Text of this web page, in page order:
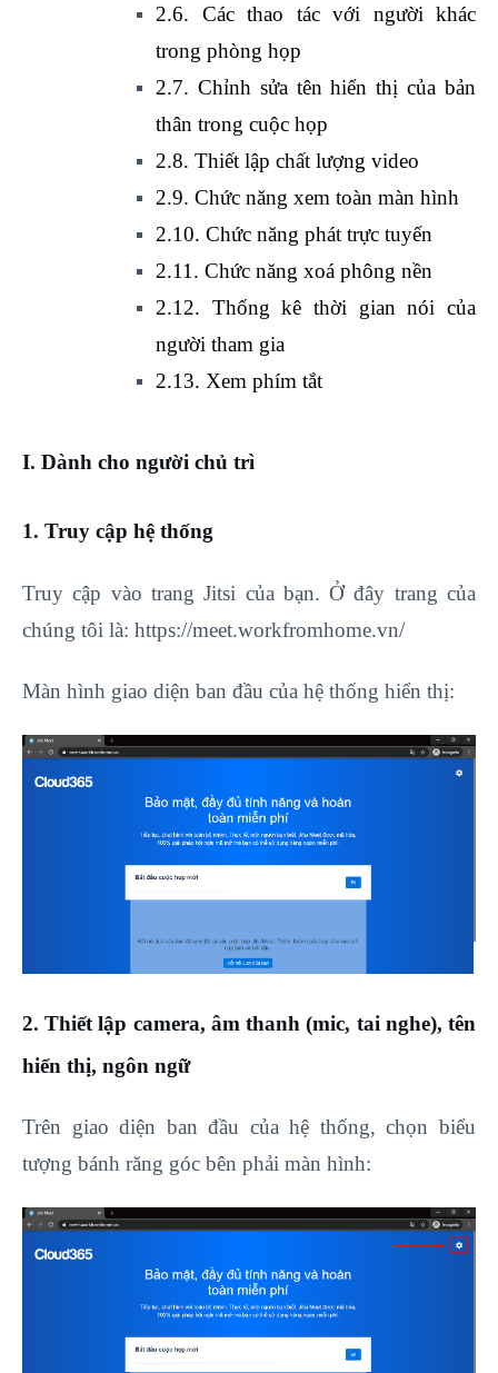
2.6. Các thao tác với người khác
trong phòng họp
2.7. Chỉnh sửa tên hiển thị của bản
thân trong cuộc họp
2.8. Thiết lập chất lượng video
2.9. Chức năng xem toàn màn hình
2.10. Chức năng phát trực tuyến
2.11. Chức năng xoá phông nền
2.12. Thống kê thời gian nói của
người tham gia
2.13. Xem phím tắt
I. Dành cho người chủ trì
1. Truy cập hệ thống
Truy cập vào trang Jitsi của bạn. Ở đây trang của
chúng tôi là: https://meet.workfromhome.vn/
Màn hình giao diện ban đầu của hệ thống hiển thị:
2. Thiết lập camera, âm thanh (mic, tai nghe), tên
hiển thị, ngôn ngữ
Trên giao diện ban đầu của hệ thống, chọn biểu
tượng bánh răng góc bên phải màn hình: